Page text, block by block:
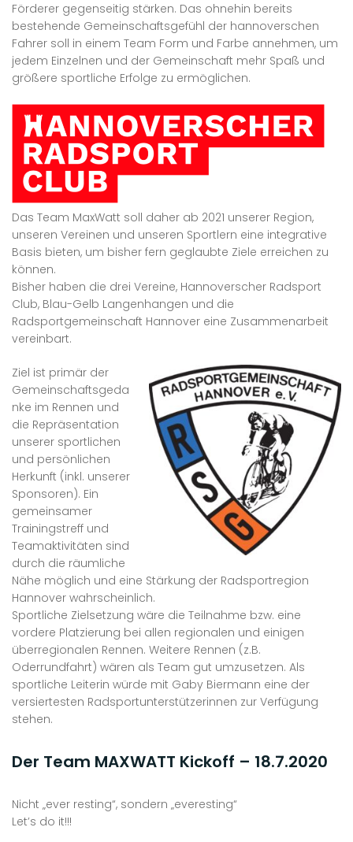
Förderer gegenseitig stärken. Das ohnehin bereits
bestehende Gemeinschaftsgefühl der hannoverschen
Fahrer soll in einem Team Form und Farbe annehmen, um
jedem Einzelnen und der Gemeinschaft mehr Spaß und
größere sportliche Erfolge zu ermöglichen.
Das Team MaxWatt soll daher ab 2021 unserer Region,
unseren Vereinen und unseren Sportlern eine integrative
Basis bieten, um bisher fern geglaubte Ziele erreichen zu
können.
Bisher haben die drei Vereine, Hannoverscher Radsport
Club, Blau-Gelb Langenhangen und die
Radsportgemeinschaft Hannover eine Zusammenarbeit
vereinbart.
Ziel ist primär der
Gemeinschaftsgeda
nke im Rennen und
die Repräsentation
unserer sportlichen
und persönlichen
Herkunft (inkl. unserer
Sponsoren). Ein
gemeinsamer
Trainingstreff und
Teamaktivitäten sind
durch die räumliche
Nähe möglich und eine Stärkung der Radsportregion
Hannover wahrscheinlich.
Sportliche Zielsetzung wäre die Teilnahme bzw. eine
vordere Platzierung bei allen regionalen und einigen
überregionalen Rennen. Weitere Rennen (z.B.
Oderrundfahrt) wären als Team gut umzusetzen. Als
sportliche Leiterin würde mit Gaby Biermann eine der
versiertesten Radsportunterstützerinnen zur Verfügung
stehen.
Der Team MAXWATT Kickoff – 18.7.2020
Nicht „ever resting“, sondern „everesting“
Let’s do it!!!